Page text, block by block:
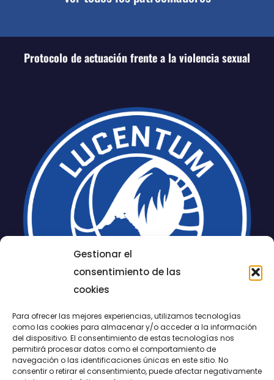
Gestionar el
consentimiento de las
cookies
Para ofrecer las mejores experiencias, utilizamos tecnologías
como las cookies para almacenar y/o acceder a la información
del dispositivo. El consentimiento de estas tecnologías nos
permitirá procesar datos como el comportamiento de
navegación o las identificaciones únicas en este sitio. No
consentir o retirar el consentimiento, puede afectar negativamente
Protocolo de actuación frente a la violencia sexual
LUCENTUM